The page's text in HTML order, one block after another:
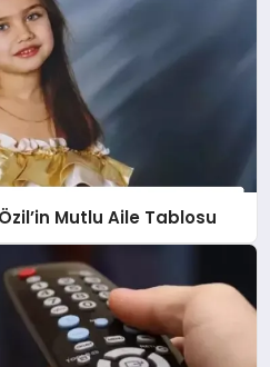
Mutlu Aile Tablosu